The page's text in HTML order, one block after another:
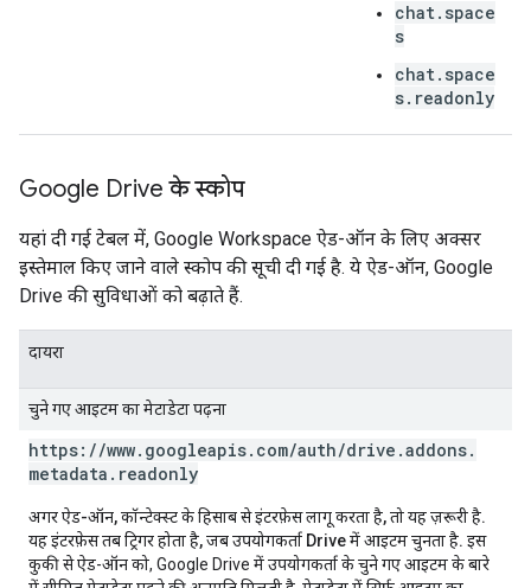
chat.space
s
chat.space
s.readonly
Google Drive के स्कोप
यहां दी गई टेबल में, Google Workspace ऐड-ऑन के लिए अक्सर
इस्तेमाल किए जाने वाले स्कोप की सूची दी गई है. ये ऐड-ऑन, Google
Drive की सुविधाओं को बढ़ाते हैं.
दायरा
चुने गए आइटम का मेटाडेटा पढ़ना
https: //www. googleapis. com/auth/drive .addons.
metadata . readonly
अगर ऐड-ऑन, कॉन्टेक्स्ट के हिसाब से इंटरफ़ेस लागू करता है, तो यह ज़रूरी है.
यह इंटरफ़ेस तब ट्रिगर होता है, जब उपयोगकर्ता Drive में आइटम चुनता है. इस
कुकी से ऐड-ऑन को, Google Drive में उपयोगकर्ता के चुने गए आइटम के बारे